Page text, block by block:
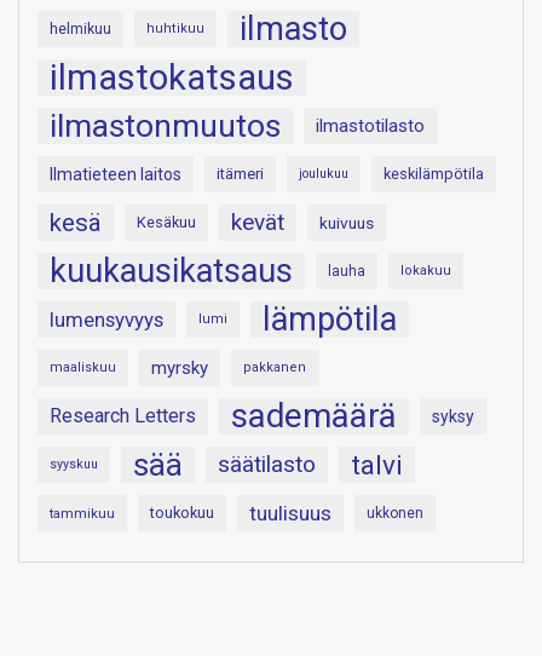
helmikuu huhtikuu ilmasto
ilmastokatsaus
ilmastonmuutos ilmastotilasto
Ilmatieteen laitos itämeri joulukuu keskilämpötila
kesä Kesäkuu kevät kuivuus
kuukausikatsaus lauha lokakuu
lumensyvyys lumi lämpötila
maaliskuu myrsky pakkanen
Research Letters sademäärä syksy
syyskuu sää säätilasto talvi
tammikuu toukokuu tuulisuus ukkonen